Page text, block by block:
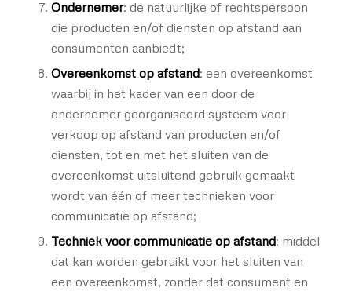
Ondernemer: de natuurlijke of rechtspersoon
die producten en/of diensten op afstand aan
consumenten aanbiedt;
Overeenkomst op afstand: een overeenkomst
waarbij in het kader van een door de
ondernemer georganiseerd systeem voor
verkoop op afstand van producten en/of
diensten, tot en met het sluiten van de
overeenkomst uitsluitend gebruik gemaakt
wordt van één of meer technieken voor
communicatie op afstand;
Techniek voor communicatie op afstand: middel
dat kan worden gebruikt voor het sluiten van
een overeenkomst, zonder dat consument en